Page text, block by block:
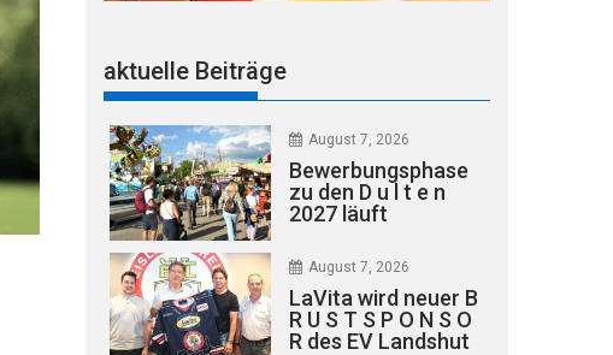
aktuelle Beiträge
August 7, 2026
Bewerbungsphase
zu den D u l t e n
2027 läuft
August 7, 2026
LaVita wird neuer B
R U S T S P O N S O
R des EV Landshut